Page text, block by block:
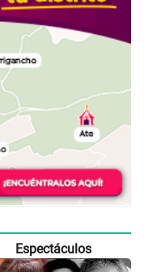
Espectáculos